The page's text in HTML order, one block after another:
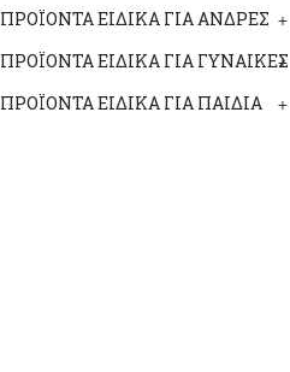
ΠΡΟΪΟΝΤΑ ΕΙΔΙΚΑ ΓΙΑ ΑΝΔΡΕΣ +
ΠΡΟΪΟΝΤΑ ΕΙΔΙΚΑ ΓΙΑ ΓΥΝΑΙΚΕΣ
+
ΠΡΟΪΟΝΤΑ ΕΙΔΙΚΑ ΓΙΑ ΠΑΙΔΙΑ
+